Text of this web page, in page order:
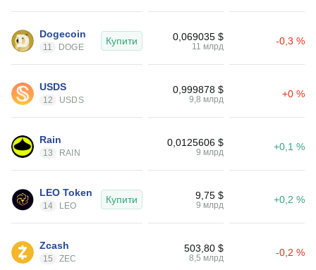
Dogecoin
11 DOGE
Купити 0,069035 $
11 млрд -0,3 %
USDS
12 USDS
0,999878 $
9,8 млрд +0 %
Rain
13 RAIN
0,0125606 $
9 млрд +0,1 %
LEO Token
14 LEO
Купити 9,75 $
9 млрд +0,2 %
Zcash
15 ZEC
503,80 $
8,5 млрд -0,2 %